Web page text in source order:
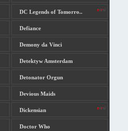
DC Legends of Tomorro..
Defiance
Demony da Vinci
Detektyw Amsterdam
Detonator Orgun
Devious Maids
Dickensian
Doctor Who